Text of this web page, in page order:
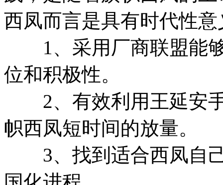
西凤而言是具有时代性
1、采用厂商联盟能够
位和积极性。
2、有效利用王延安手
帜西凤短时间的放量。
3、找到适合西凤自己